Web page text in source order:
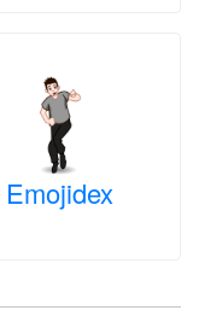
Emojidex